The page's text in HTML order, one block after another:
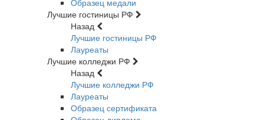
Образец медали
Лучшие гостиницы РФ
Назад
Лучшие гостиницы РФ
Лауреаты
Лучшие колледжи РФ
Назад
Лучшие колледжи РФ
Лауреаты
Образец сертификата